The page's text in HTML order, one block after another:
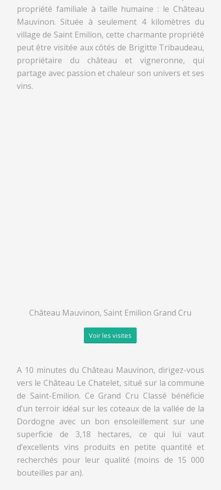
propriété familiale à taille humaine : le Château
Mauvinon. Située à seulement 4 kilomètres du
village de Saint Emilion, cette charmante propriété
peut être visitée aux côtés de Brigitte Tribaudeau,
propriétaire du château et vigneronne, qui
partage avec passion et chaleur son univers et ses
vins.
Château Mauvinon, Saint Emilion Grand Cru
Voir les visites
A 10 minutes du Château Mauvinon, dirigez-vous
vers le Château Le Chatelet, situé sur la commune
de Saint-Emilion. Ce Grand Cru Classé bénéficie
d’un terroir idéal sur les coteaux de la vallée de la
Dordogne avec un bon ensoleillement sur une
superficie de 3,18 hectares, ce qui lui vaut
d’excellents vins produits en petite quantité et
recherchés pour leur qualité (moins de 15 000
bouteilles par an).